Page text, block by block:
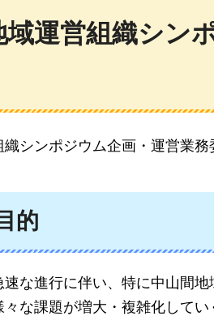
域運営組織シン
シンポジウム企画・運営業務
的
速な進行に伴い、特に中山間
な課題が増大・複雑化して